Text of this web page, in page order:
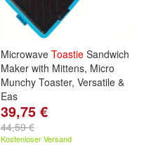
Microwave Toastie Sandwich
Maker with Mittens, Micro
Munchy Toaster, Versatile &
Eas
39,75 €
44,59 €
Kostenloser Versand